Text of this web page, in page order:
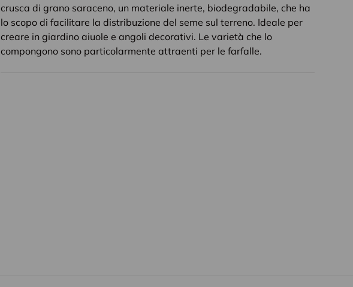
crusca di grano saraceno, un materiale inerte, biodegradabile, che ha
lo scopo di facilitare la distribuzione del seme sul terreno. Ideale per
creare in giardino aiuole e angoli decorativi. Le varietà che lo
compongono sono particolarmente attraenti per le farfalle.